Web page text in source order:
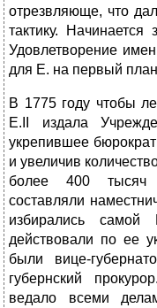
отрезвляюще, что
тактику. Начинается
Удовлетворение
для Е. на первый
В 1775 году чтобы
Е.II издала
укрепившее
и увеличив
более 400 тысяч
составляли
избирались
действовали по ее
были вице-
губернский
ведало всеми